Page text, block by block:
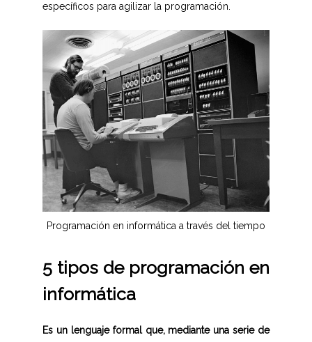
específicos para agilizar la programación.
Programación en informática a través del tiempo
5 tipos de programación en
informática
Es un lenguaje formal que, mediante una serie de